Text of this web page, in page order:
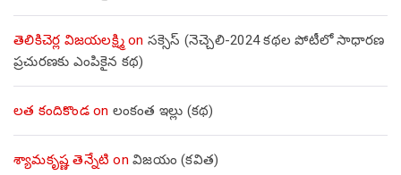
తెలికిచెర్ల విజయలక్ష్మిon సక్సెస్ (నెచ్చెలి-2024 కథల పోటీలో సాధారణ
ప్రచురణకు ఎంపికైన కథ)
లత కందికొండon లంకంత ఇల్లు (కథ)
శ్యామకృష్ణ తెన్నేటి on విజయం (కవిత)